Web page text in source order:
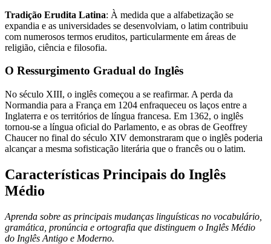
Tradição Erudita Latina: À medida que a alfabetização se
expandia e as universidades se desenvolviam, o latim contribuiu
com numerosos termos eruditos, particularmente em áreas de
religião, ciência e filosofia.
O Ressurgimento Gradual do Inglês
No século XIII, o inglês começou a se reafirmar. A perda da
Normandia para a França em 1204 enfraqueceu os laços entre a
Inglaterra e os territórios de língua francesa. Em 1362, o inglês
tornou-se a língua oficial do Parlamento, e as obras de Geoffrey
Chaucer no final do século XIV demonstraram que o inglês poderia
alcançar a mesma sofisticação literária que o francês ou o latim.
Características Principais do Inglês
Médio
Aprenda sobre as principais mudanças linguísticas no vocabulário,
gramática, pronúncia e ortografia que distinguem o Inglês Médio
do Inglês Antigo e Moderno.